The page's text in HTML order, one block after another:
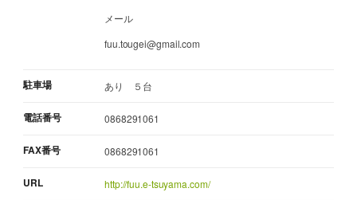
メール
fuu.tougei@gmail.com
駐車場 あり ５台
電話番号 0868291061
FAX番号 0868291061
URL http://fuu.e-tsuyama.com/